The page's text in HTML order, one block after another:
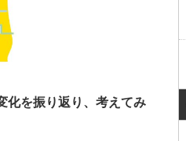
化を振り返り、考えてみ